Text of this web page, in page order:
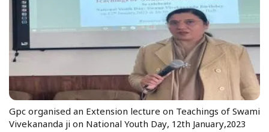
Gpc organised an Extension lecture on Teachings of Swami
Vivekananda ji on National Youth Day, 12th January,2023